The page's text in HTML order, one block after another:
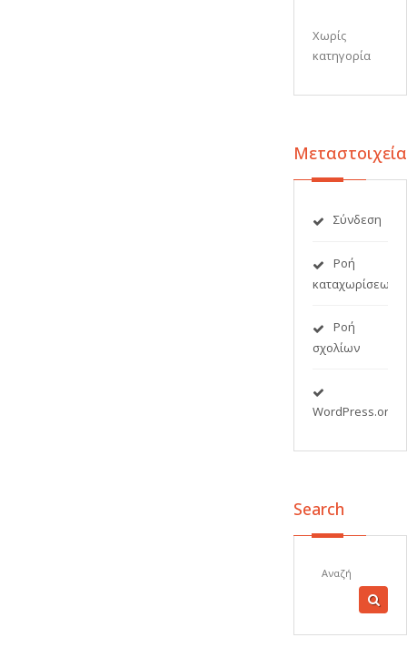
Χωρίς
κατηγορία
Μεταστοιχεία
Σύνδεση
Ροή
καταχωρίσεων
Ροή
σχολίων
WordPress.org
Search